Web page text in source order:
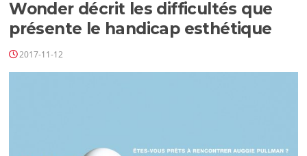
Wonder décrit les difficultés que
présente le handicap esthétique
2017-11-12